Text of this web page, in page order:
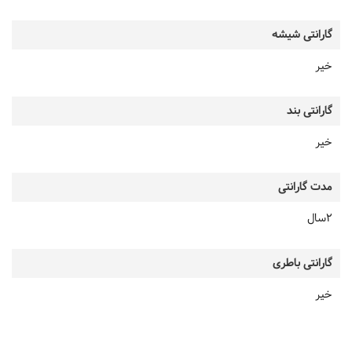
گارانتی شیشه
خیر
گارانتی بند
خیر
مدت گارانتی
2سال
گارانتی باطری
خیر